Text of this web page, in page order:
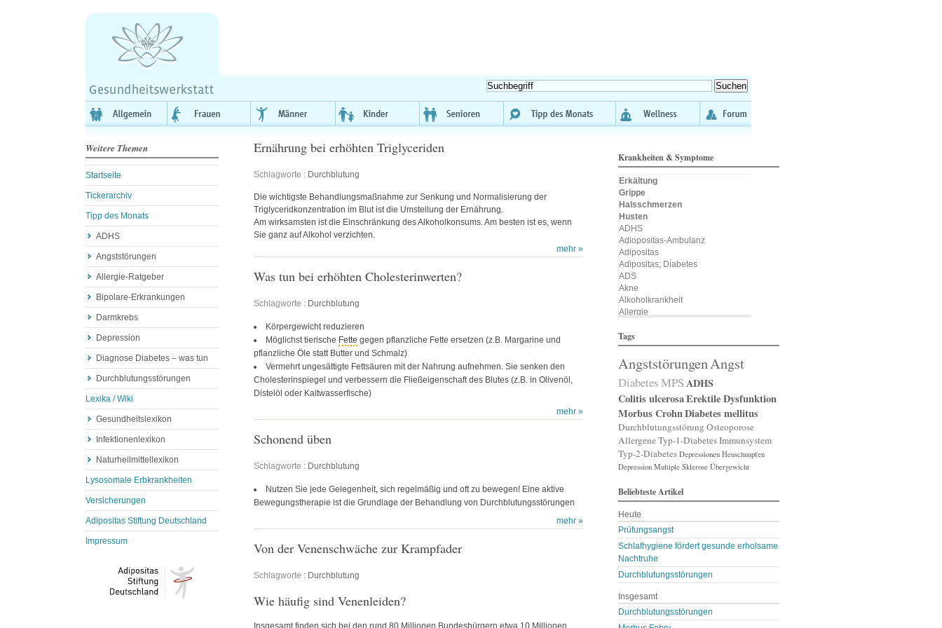
Weitere Themen
Startseite
Tickerarchiv
Tipp des Monats
ADHS
Angststörungen
Allergie-Ratgeber
Bipolare-Erkrankungen
Darmkrebs
Depression
Diagnose Diabetes – was tun
Durchblutungsstörungen
Lexika / Wiki
Gesundheitslexikon
Infektionenlexikon
Naturheilmittellexikon
Lysosomale Erbkrankheiten
Versicherungen
Adipositas Stiftung Deutschland
Impressum
Ernährung bei erhöhten Triglyceriden
Schlagworte : Durchblutung
Die wichtigste Behandlungsmaßnahme zur Senkung und Normalisierung der
Triglyceridkonzentration im Blut ist die Umstellung der Ernährung.
Am wirksamsten ist die Einschränkung des Alkoholkonsums. Am besten ist es, wenn
Sie ganz auf Alkohol verzichten.
mehr »
Was tun bei erhöhten Cholesterinwerten?
Schlagworte : Durchblutung
Körpergewicht reduzieren
Möglichst tierische Fette gegen pflanzliche Fette ersetzen (z.B. Margarine und
pflanzliche Öle statt Butter und Schmalz)
Vermehrt ungesättigte Fettsäuren mit der Nahrung aufnehmen. Sie senken den
Cholesterinspiegel und verbessern die Fließeigenschaft des Blutes (z.B. in Olivenöl,
Distelöl oder Kaltwasserfische)
mehr »
Schonend üben
Schlagworte : Durchblutung
Nutzen Sie jede Gelegenheit, sich regelmäßig und oft zu bewegen! Eine aktive
Bewegungstherapie ist die Grundlage der Behandlung von Durchblutungsstörungen
mehr »
Von der Venenschwäche zur Krampfader
Schlagworte : Durchblutung
Wie häufig sind Venenleiden?
Krankheiten & Symptome
Erkältung
Grippe
Halsschmerzen
Husten
ADHS
Adiopositas-Ambulanz
Adipositas
Adipositas; Diabetes
ADS
Akne
Alkoholkrankheit
Allergie
Allergischer Schnupfen
Alzheimer
Amputation
Angst
Angststörung
Angststörungen
App
Arterienverengung
Arteriosklerose
Arthritis
Arthrose
Asthma
Augenerkrankungen
Autismus
Bakterien
Bakterienansiedlung
Ballast-Stoffe
Bauchschmerzen
Biomarker
Blähungen
Blasen- oder Lungenent …
Blasenschwäche
Blutdruck
Tags
AngststörungenAngst
DiabetesMPSADHS
Colitis ulcerosaErektile Dysfunktion
Morbus CrohnDiabetes mellitus
Durchblutungsstörung Osteoporose
Allergene Typ-1-DiabetesImmunsystem
Typ-2-Diabetes Depressionen Heuschnupfen
Depression Multiple Sklerose Übergewicht
Beliebteste Artikel
Heute
Prüfungsangst
Schlafhygiene fördert gesunde erholsame
Nachtruhe
Durchblutungsstörungen
Insgesamt
Durchblutungsstörungen